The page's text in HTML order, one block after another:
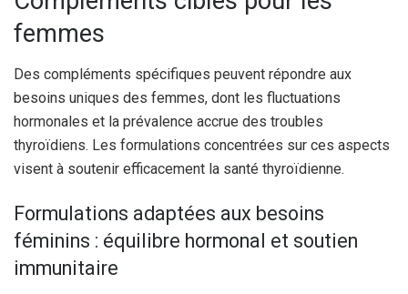
femmes
Des compléments spécifiques peuvent répondre aux
besoins uniques des femmes, dont les fluctuations
hormonales et la prévalence accrue des troubles
thyroïdiens. Les formulations concentrées sur ces aspects
visent à soutenir efficacement la santé thyroïdienne.
Formulations adaptées aux besoins
féminins : équilibre hormonal et soutien
immunitaire